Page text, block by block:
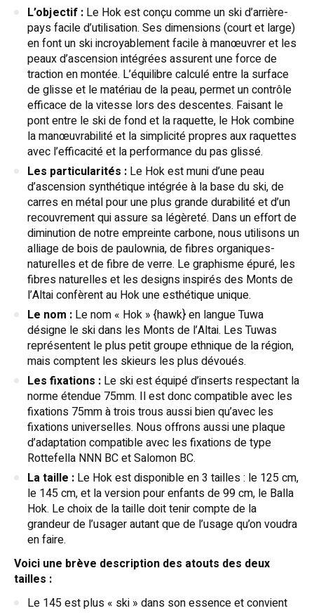
L’objectif : Le Hok est conçu comme un ski d’arrière-
pays facile d’utilisation. Ses dimensions (court et large)
en font un ski incroyablement facile à manœuvrer et les
peaux d’ascension intégrées assurent une force de
traction en montée. L’équilibre calculé entre la surface
de glisse et le matériau de la peau, permet un contrôle
efficace de la vitesse lors des descentes. Faisant le
pont entre le ski de fond et la raquette, le Hok combine
la manœuvrabilité et la simplicité propres aux raquettes
avec l’efficacité et la performance du pas glissé.
Les particularités : Le Hok est muni d’une peau
d’ascension synthétique intégrée à la base du ski, de
carres en métal pour une plus grande durabilité et d’un
recouvrement qui assure sa légèreté. Dans un effort de
diminution de notre empreinte carbone, nous utilisons un
alliage de bois de paulownia, de fibres organiques-
naturelles et de fibre de verre. Le graphisme épuré, les
fibres naturelles et les designs inspirés des Monts de
l’Altai confèrent au Hok une esthétique unique.
Le nom : Le nom « Hok » {hawk} en langue Tuwa
désigne le ski dans les Monts de l’Altai. Les Tuwas
représentent le plus petit groupe ethnique de la région,
mais comptent les skieurs les plus dévoués.
Les fixations : Le ski est équipé d’inserts respectant la
norme étendue 75mm. Il est donc compatible avec les
fixations 75mm à trois trous aussi bien qu’avec les
fixations universelles. Nous offrons aussi une plaque
d’adaptation compatible avec les fixations de type
Rottefella NNN BC et Salomon BC.
La taille : Le Hok est disponible en 3 tailles : le 125 cm,
le 145 cm, et la version pour enfants de 99 cm, le Balla
Hok. Le choix de la taille doit tenir compte de la
grandeur de l’usager autant que de l’usage qu’on voudra
en faire.
Voici une brève description des atouts des deux
tailles :
Le 145 est plus « ski » dans son essence et convient